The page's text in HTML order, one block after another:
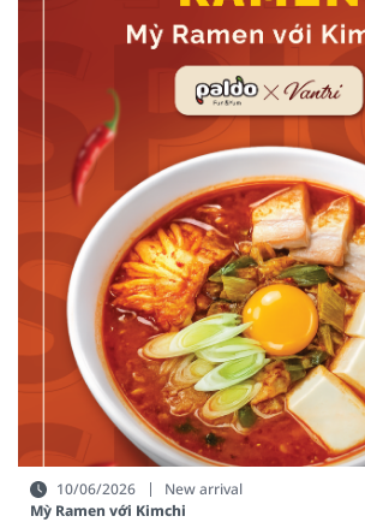
10/06/2026
New arrival
Mỳ Ramen với Kimchi